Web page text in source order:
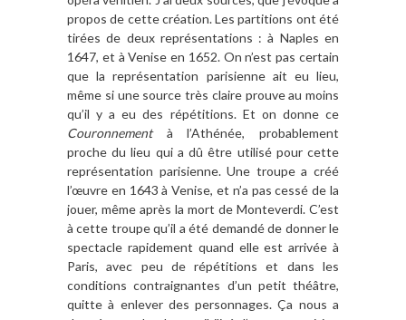
propos de cette création. Les partitions ont été
tirées de deux représentations : à Naples en
1647, et à Venise en 1652. On n’est pas certain
que la représentation parisienne ait eu lieu,
même si une source très claire prouve au moins
qu’il y a eu des répétitions. Et on donne ce
Couronnementà l’Athénée, probablement
proche du lieu qui a dû être utilisé pour cette
représentation parisienne. Une troupe a créé
l’œuvre en 1643 à Venise, et n’a pas cessé de la
jouer, même après la mort de Monteverdi. C’est
à cette troupe qu’il a été demandé de donner le
spectacle rapidement quand elle est arrivée à
Paris, avec peu de répétitions et dans les
conditions contraignantes d’un petit théâtre,
quitte à enlever des personnages. Ça nous a